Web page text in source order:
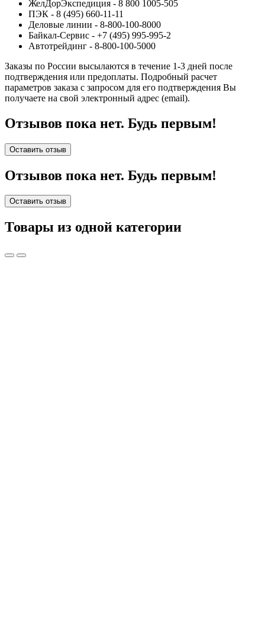
ЖелДорЭкспедиция - 8 800 1005-505
ПЭК - 8 (495) 660-11-11
Деловые линии - 8-800-100-8000
Байкал-Сервис - +7 (495) 995-995-2
Автотрейдинг - 8-800-100-5000
Заказы по России высылаются в течение 1-3 дней после
подтверждения или предоплаты. Подробный расчет
параметров заказа с запросом для его подтверждения Вы
получаете на свой электронный адрес (email).
Отзывов пока нет. Будь первым!
Оставить отзыв
Отзывов пока нет. Будь первым!
Оставить отзыв
Товары из одной категории